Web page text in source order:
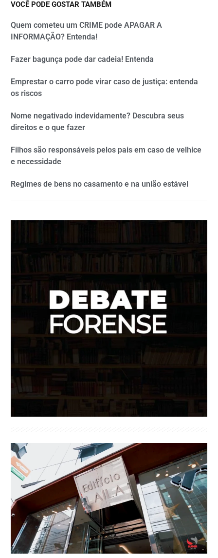
VOCÊ PODE GOSTAR TAMBÉM
Quem cometeu um CRIME pode APAGAR A
INFORMAÇÃO? Entenda!
Fazer bagunça pode dar cadeia! Entenda
Emprestar o carro pode virar caso de justiça: entenda
os riscos
Nome negativado indevidamente? Descubra seus
direitos e o que fazer
Filhos são responsáveis pelos pais em caso de velhice
e necessidade
Regimes de bens no casamento e na união estável